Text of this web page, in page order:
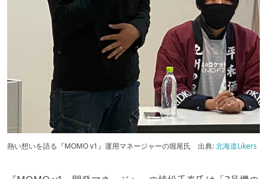
熱い想いを語る『MOMO v1』運用マネージャーの堀尾氏 出典:北海道Likers